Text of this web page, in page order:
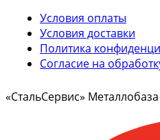
Условия оплаты
Условия доставки
Политика
Согласие на
«СтальСервис»